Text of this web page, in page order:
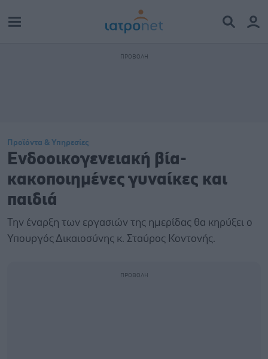
Προϊόντα & Υπηρεσίες
Ενδοοικογενειακή βία-
κακοποιημένες γυναίκες και
παιδιά
Την έναρξη των εργασιών της ημερίδας θα κηρύξει ο
Υπουργός Δικαιοσύνης κ. Σταύρος Κοντονής.